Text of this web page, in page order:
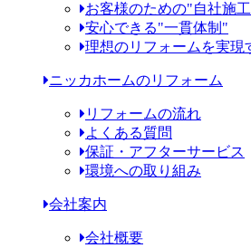
お客様のための"自社施
安心できる"一貫体制"
理想のリフォームを実現
ニッカホームのリフォーム
リフォームの流れ
よくある質問
保証・アフターサービス
環境への取り組み
会社案内
会社概要